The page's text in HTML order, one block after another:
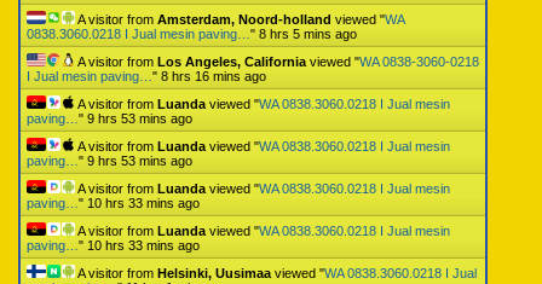
A visitor from Amsterdam, Noord-holland viewed "WA
0838.3060.0218 I Jual mesin paving… " 8 hrs 5 mins ago
A visitor from Los Angeles, California viewed "WA 0838-3060-0218
I Jual mesin paving… " 8 hrs 16 mins ago
A visitor from Luanda viewed "WA 0838.3060.0218 I Jual mesin
paving… " 9 hrs 53 mins ago
A visitor from Luanda viewed "WA 0838.3060.0218 I Jual mesin
paving… " 9 hrs 53 mins ago
A visitor from Luanda viewed "WA 0838.3060.0218 I Jual mesin
paving… " 10 hrs 33 mins ago
A visitor from Luanda viewed "WA 0838.3060.0218 I Jual mesin
paving… " 10 hrs 33 mins ago
A visitor from Helsinki, Uusimaa viewed "WA 0838.3060.0218 I Jual